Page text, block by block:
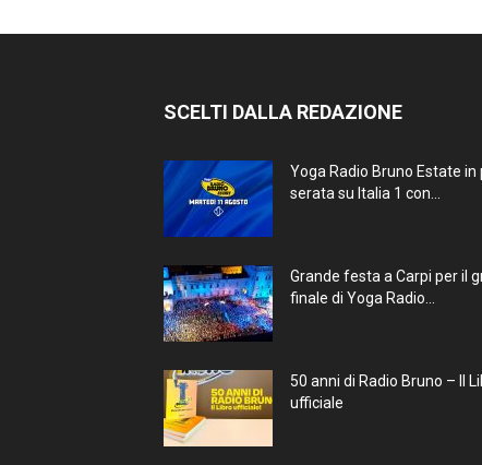
SCELTI DALLA REDAZIONE
Yoga Radio Bruno Estate in
serata su Italia 1 con...
Grande festa a Carpi per il
finale di Yoga Radio...
50 anni di Radio Bruno – Il
ufficiale